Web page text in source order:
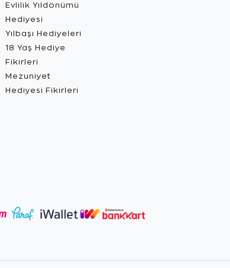
Evlilik Yıldönümü
Hediyesi
Yılbaşı Hediyeleri
18 Yaş Hediye
Fikirleri
Mezuniyet
Hediyesi Fikirleri